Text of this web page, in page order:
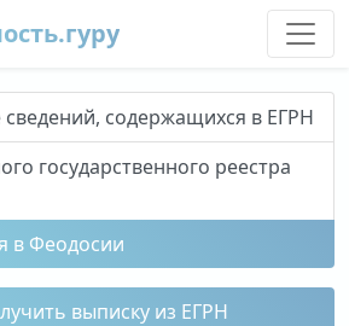
содержащихся в ЕГРН
государственного реестра
в Феодосии
выписку из ЕГРН